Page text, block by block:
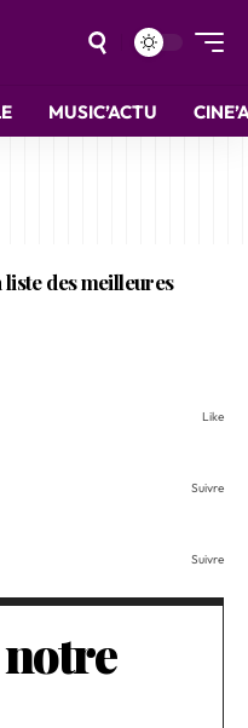
MUSIC’ACTU
des meilleures
Like
Suivre
Suivre